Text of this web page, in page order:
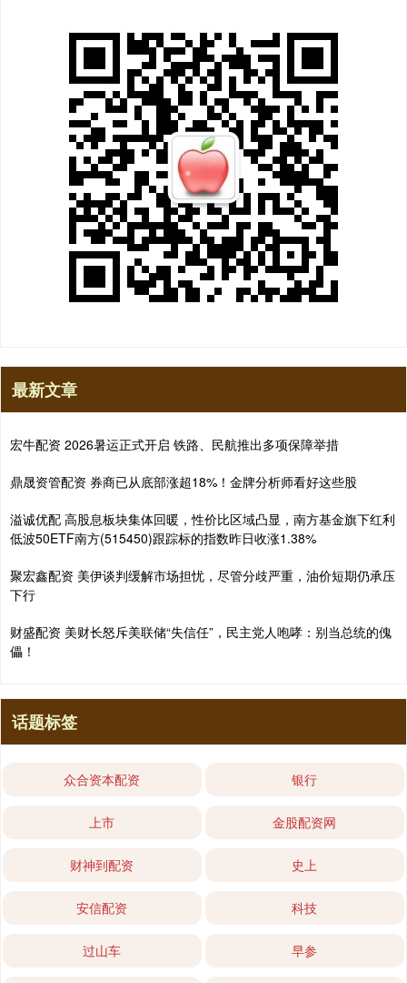
最新文章
宏牛配资 2026暑运正式开启 铁路、民航推出多项保障举措
鼎晟资管配资 券商已从底部涨超18%！金牌分析师看好这些股
溢诚优配 高股息板块集体回暖，性价比区域凸显，南方基金旗下红利
低波50ETF南方(515450)跟踪标的指数昨日收涨1.38%
聚宏鑫配资 美伊谈判缓解市场担忧，尽管分歧严重，油价短期仍承压
下行
财盛配资 美财长怒斥美联储“失信任”，民主党人咆哮：别当总统的傀
儡！
话题标签
众合资本配资 银行
上市 金股配资网
财神到配资 史上
安信配资 科技
过山车 早参